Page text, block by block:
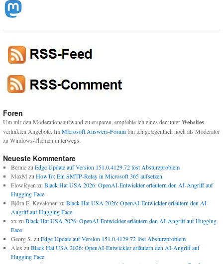
Foren
Um mir den Moderationsaufwand zu ersparen, empfehle ich eines der unterWebsites
verlinkten Angebote. ImMicrosoft Answers-Forumbin ich gelegentlich noch als Moderator
zu Windows-Themen unterwegs.
Neueste Kommentare
Berniezu Edge Update auf Version 151.0.4129.72 löst Absturzproblem
MaxM zu HowTo: Ein SMTP-Relay in Microsoft 365 aufsetzen
FlowRyan zu Black Hat USA 2026: OpenAI-Entwickler erläutern den AI-Angriff auf
Hugging Face
Björn E. Kevalonen zu Black Hat USA 2026: OpenAI-Entwickler erläutern den AI-
Angriff auf Hugging Face
xx zu Black Hat USA 2026: OpenAI-Entwickler erläutern den AI-Angriff auf Hugging
Face
Georg S. zu Edge Update auf Version 151.0.4129.72 löst Absturzproblem
Alex zu Black Hat USA 2026: OpenAI-Entwickler erläutern den AI-Angriff auf
Hugging Face